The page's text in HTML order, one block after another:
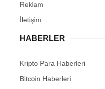
Reklam
İletişim
HABERLER
Kripto Para Haberleri
Bitcoin Haberleri